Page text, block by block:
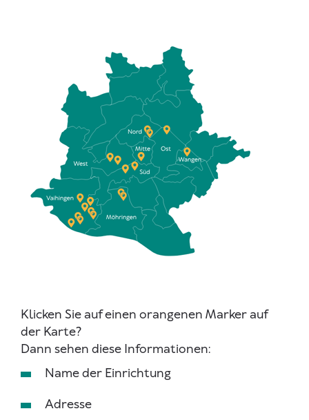
Klicken Sie auf einen orangenen Marker auf
der Karte?
Dann sehen diese Informationen:
Name der Einrichtung
Adresse